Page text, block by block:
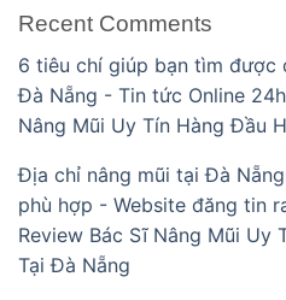
Recent Comments
6 tiêu chí giúp bạn tìm được
Đà Nẵng - Tin tức Online 24h
Nâng Mũi Uy Tín Hàng Đầu
Địa chỉ nâng mũi tại Đà
phù hợp - Website đăng tin
Review Bác Sĩ Nâng Mũi Uy
Tại Đà Nẵng